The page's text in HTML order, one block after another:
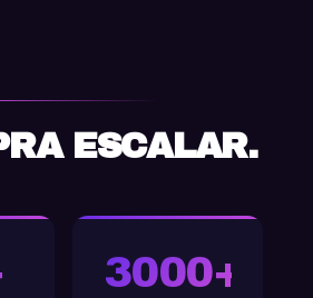
ESCALAR.
3000+